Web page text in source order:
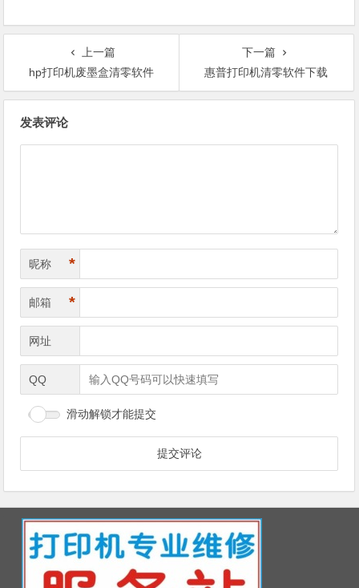
上一篇
hp打印机废墨盒清零软件
下一篇
惠普打印机清零软件下载
发表评论
昵称 *
邮箱 *
网址
QQ
滑动解锁才能提交